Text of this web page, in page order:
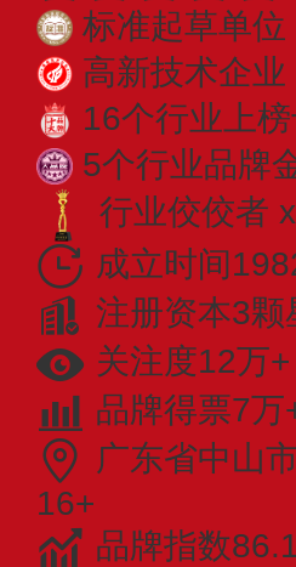
标准起草单位
高新技术企业
16个行业上
5个行业品牌
行业佼佼者
成立时间
注册资本3颗
关注度12万+
品牌得票7万
广东省中山
16+
品牌指数